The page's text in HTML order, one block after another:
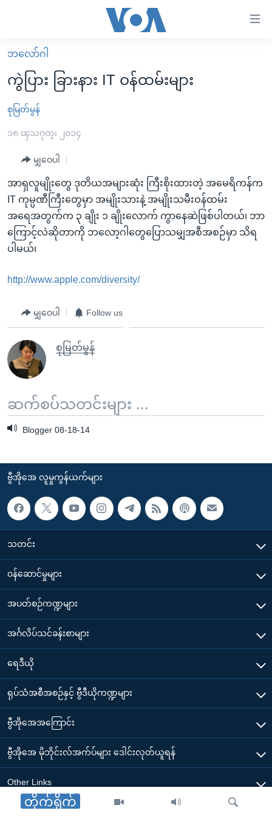
လွယ်ကူ
စေ
Link
များ
အကြောင်းအရာ
သို့
ကြည့်
အ
စာမျက်နှာ
ကျော်
ကြည့်
ရန်
ရန်
နေရာ
ရန်
မြန်မာ
ကမ္ဘာ့သတင်းများ
နိုင်ငံတကာ
အစ္စရေး-ပါလက်စတိုင်း
ဗွီဒီယို
အင်္ဂလိပ်စာလေ့လာမယ်
အမေရိကန်သုံးအီဒီယံ
မကြေးမုံရဲ့ အင်္ဂလိပ်စာ
သုတပဒေသာ အင်္ဂလိပ်စာ
အပတ်စဉ်ကဏ္ဍများ
ရေဒီယို
ရေဒီယိုနှင့်ရုပ်သံ အချက်အလက်များ
ဗွီအိုအေ လူမှုကွန်ယက်များ
တိုက်ရိုက်
ဘလော်ဂါ
ကွဲပြား ခြားနား IT ဝန်ထမ်းများ
စုမြတ်မွန်
၁၈ ၾသဂုတ္၊ ၂၀၁၄
မျှဝေပါ
အာရှလူမျိုးတွေ ဒုတိယအများဆုံး ကြီးစိုးထားတဲ့ အမေရိကန်က
IT ကုမ္ပဏီကြီးတွေမှာ အမျိုးသားနဲ့ အမျိုးသမီးဝန်ထမ်း
အရေအတွက်က ၃ ချိုး ၁ ချိုးလောက် ကွာနေဆဲဖြစ်ပါတယ်၊ ဘာ
ကြောင့်လဲဆိုတာကို ဘလော့ဂါတွေပြောသမျှအစီအစဉ်မှာ သိရ
ပါမယ်၊
http://www.apple.com/diversity/
မျှဝေပါ Follow us
စုမြတ်မွန်
ဆက်စပ်သတင်းများ ...
Blogger 08-18-14
ဗွီအိုအေ လူမှုကွန်ယက်များ
သတင်း
၀န်ဆောင်မှုများ
အပတ်စဉ်ကဏ္ဍများ
အင်္ဂလိပ်သင်ခန်းစာများ
ရေဒီယို
ရုပ်သံအစီအစဉ်နှင့် ဗွီဒီယိုကဏ္ဍများ
ဗွီအိုအေအကြောင်း
ဗွီအိုအေ မိုဘိုင်းလ်အက်ပ်များ ဒေါင်းလုတ်ယူရန်
Other Links